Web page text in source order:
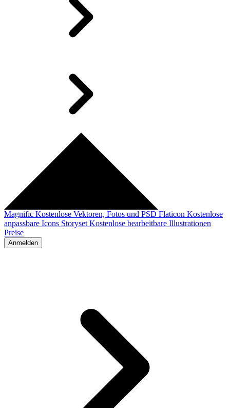
Magnific Kostenlose Vektoren, Fotos und PSD Flaticon Kostenlose
anpassbare Icons Storyset Kostenlose bearbeitbare Illustrationen
Preise
Anmelden